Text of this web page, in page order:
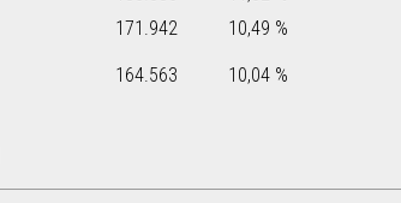
171.942
10,49 %
164.563 10,04 %